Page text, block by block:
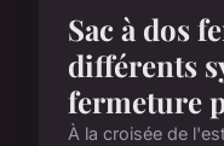
Sac à dos
différents
fermeture
À la croisée de